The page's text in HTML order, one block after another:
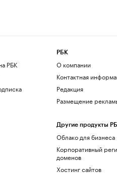
РБК
РБК
О компании
Контактная
Редакция
Размещение
Другие продукты
Облако для бизнеса
Корпоративный
доменов
Хостинг сайтов